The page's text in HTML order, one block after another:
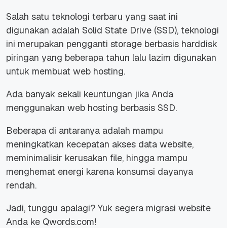
Salah satu teknologi terbaru yang saat ini
digunakan adalah Solid State Drive (SSD), teknologi
ini merupakan pengganti storage berbasis harddisk
piringan yang beberapa tahun lalu lazim digunakan
untuk membuat web hosting.
Ada banyak sekali keuntungan jika Anda
menggunakan web hosting berbasis SSD.
Beberapa di antaranya adalah mampu
meningkatkan kecepatan akses data website,
meminimalisir kerusakan file, hingga mampu
menghemat energi karena konsumsi dayanya
rendah.
Jadi, tunggu apalagi? Yuk segera migrasi website
Anda ke Qwords.com!